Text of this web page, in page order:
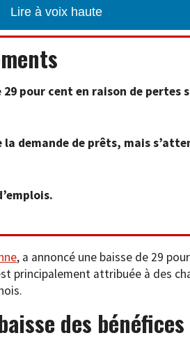
Lire à voix haute
29 pour cent en raison de pertes
demande de prêts, mais
, a annoncé une baisse de 29
principalement attribuée à des
des bénéfices